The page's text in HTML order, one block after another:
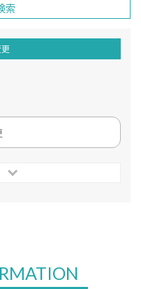
索